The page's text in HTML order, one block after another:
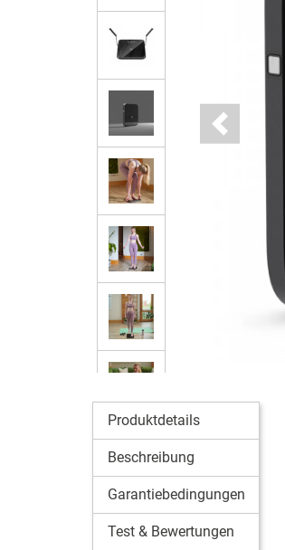
Previous
Produktdetails
Beschreibung
Garantiebedingungen
Test & Bewertungen